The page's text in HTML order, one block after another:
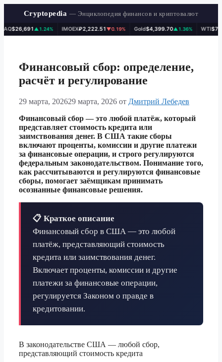
Cryptopedia — Энциклопедия финансов и криптовалют
$26,691▲1.24% IMOEX₽2,222.51▼0.19% Gold$4,399.70▲1.36% WTI
Финансовый сбор: определение,
расчёт и регулирование
29 марта, 202629 марта, 2026 от Дмитрий Лебедев
Финансовый сбор — это любой платёж, который
представляет стоимость кредита или
заимствования денег. В США такие сборы
включают проценты, комиссии и другие платежи
за финансовые операции, и строго регулируются
федеральным законодательством. Понимание того,
как рассчитываются и регулируются финансовые
сборы, помогает заёмщикам принимать
осознанные финансовые решения.
📋 Краткое описание
Финансовый сбор в США — это любой
платёж, представляющий стоимость
кредита или заимствования денег.
Включает проценты, комиссии и другие
платежи за финансовые операции,
регулируется Законом о правде в
кредитовании.
В законодательстве США — любой сбор,
представляющий стоимость кредита